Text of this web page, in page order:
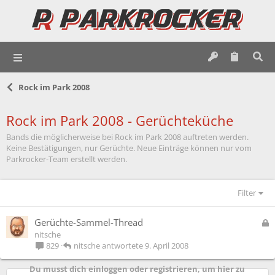
Rock im Park 2008
Rock im Park 2008 - Gerüchteküche
Bands die möglicherweise bei Rock im Park 2008 auftreten werden.
Keine Bestätigungen, nur Gerüchte. Neue Einträge können nur vom
Parkrocker-Team erstellt werden.
Filter
G
p
Gerüchte-Sammel-Thread
nitsche
829
9. April 2008
nitsche
Du musst dich einloggen oder registrieren, um hier zu